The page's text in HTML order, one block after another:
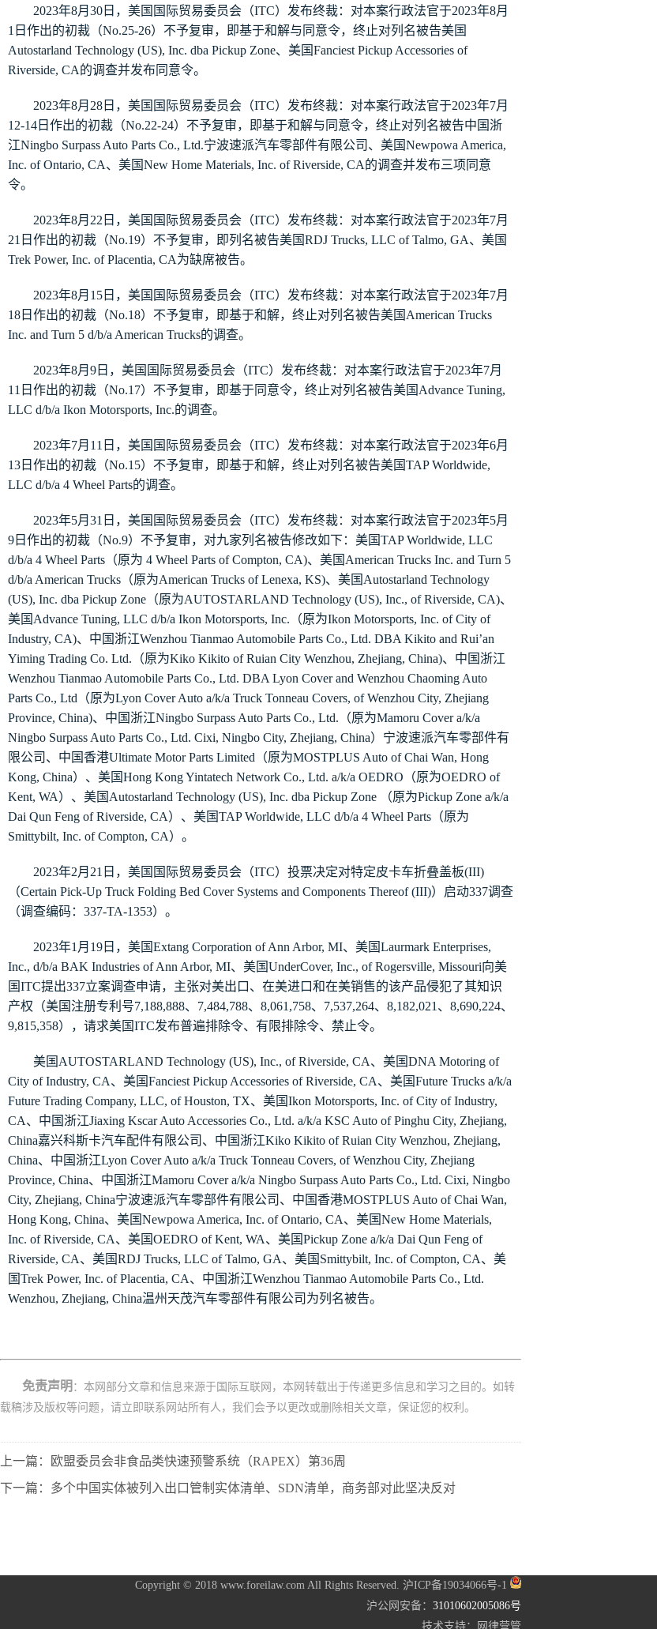
2023年8月 30 日，美国国际贸易委员会（ITC） 发布终裁：对本案行政法官于2023年8月
1 日作出的初裁（No.25-26） 不予复审，
即基于和解与同意令，终止对列名被告美国
Autostarland Technology (US), Inc. dba Pickup Zone、美国Fanciest Pickup Accessories of
Riverside, CA的调查并发布同意令。
2023年8月 28 日，美国国际贸易委员会（ITC） 发布终裁：对本案行政法官于2023年7月
12-14 日作出的初裁（No.22-24） 不予复审，
即基于和解与同意令，终止对列名被告中国浙
江Ningbo Surpass Auto Parts Co., Ltd.宁波速派汽车零部件有限公司、美国Newpowa America,
Inc. of Ontario, CA、美国New Home Materials, Inc. of Riverside, CA的调查并发布三项同意
令。
2023年8月 22 日，美国国际贸易委员会（ITC） 发布终裁：对本案行政法官于2023年7月
21 日作出的初裁（No.19） 不予复审， 即列名被告美国RDJ Trucks, LLC of Talmo, GA、美国
Trek Power, Inc. of Placentia, CA为缺席被告。
2023年8月 15 日，美国国际贸易委员会（ITC） 发布终裁：对本案行政法官于2023年7月
18 日作出的初裁（No.18） 不予复审， 即基于和解，终止对列名被告美国 American Trucks
Inc. and Turn 5 d/b/a American Trucks的调查。
2023年8月 9 日，美国国际贸易委员会（ITC） 发布终裁：对本案行政法官于2023年7月
11 日作出的初裁（No.17） 不予复审， 即基于同意令，终止对列名被告美国 Advance Tuning,
LLC d/b/a Ikon Motorsports, Inc.的调查。
2023年7月 11 日，美国国际贸易委员会（ITC） 发布终裁：对本案行政法官于2023年6月
13 日作出的初裁（No.15） 不予复审， 即基于和解，终止对列名被告美国TAP Worldwide,
LLC d/b/a 4 Wheel Parts的调查。
2023年5月 31 日，美国国际贸易委员会（ITC） 发布终裁：对本案行政法官于2023年5月
9 日作出的初裁（No.9） 不予复审， 对九家列名被告修改如下：美国TAP Worldwide, LLC
d/b/a 4 Wheel Parts （原为 4 Wheel Parts of Compton, CA)、美国 American Trucks Inc. and Turn 5
d/b/a American Trucks （原为American Trucks of Lenexa, KS)、美国 Autostarland Technology
(US), Inc. dba Pickup Zone （原为AUTOSTARLAND Technology (US), Inc., of Riverside, CA)、
美国 Advance Tuning, LLC d/b/a Ikon Motorsports, Inc. （原为Ikon Motorsports, Inc. of City of
Industry, CA)、中国浙江Wenzhou Tianmao Automobile Parts Co., Ltd. DBA Kikito and Rui’an
Yiming Trading Co. Ltd. （原为Kiko Kikito of Ruian City Wenzhou, Zhejiang, China)、中国浙江
Wenzhou Tianmao Automobile Parts Co., Ltd. DBA Lyon Cover and Wenzhou Chaoming Auto
Parts Co., Ltd （原为Lyon Cover Auto a/k/a Truck Tonneau Covers, of Wenzhou City, Zhejiang
Province, China)、中国浙江Ningbo Surpass Auto Parts Co., Ltd. （原为Mamoru Cover a/k/a
Ningbo Surpass Auto Parts Co., Ltd. Cixi, Ningbo City, Zhejiang, China）宁波速派汽车零部件有
限公司、中国香港Ultimate Motor Parts Limited （原为MOSTPLUS Auto of Chai Wan, Hong
Kong, China）、美国Hong Kong Yintatech Network Co., Ltd. a/k/a OEDRO （原为OEDRO of
Kent, WA）、美国 Autostarland Technology (US), Inc. dba Pickup Zone （原为Pickup Zone a/k/a
Dai Qun Feng of Riverside, CA）、美国TAP Worldwide, LLC d/b/a 4 Wheel Parts （原为
Smittybilt, Inc. of Compton, CA）。
2023年2月 21 日，美国国际贸易委员会（ITC）投票决定对特定皮卡车折叠盖板(III)
（Certain Pick-Up Truck Folding Bed Cover Systems and Components Thereof (III)）启动337调查
（调查编码： 337-TA-1353）。
2023年1 月 19 日，美国Extang Corporation of Ann Arbor, MI、美国Laurmark Enterprises,
Inc., d/b/a BAK Industries of Ann Arbor, MI、美国UnderCover, Inc., of Rogersville, Missouri向美
国ITC提出337立案调查申请，主张对美出口、在美进口和在美销售的该产品侵犯了其知识
产权（美国注册专利号7,188,888、 7,484,788、 8,061,758、 7,537,264、 8,182,021 、 8,690,224、
9,815,358），请求美国ITC发布普遍排除令、有限排除令、禁止令。
美国 AUTOSTARLAND Technology (US), Inc., of Riverside, CA、美国DNA Motoring of
City of Industry, CA、美国Fanciest Pickup Accessories of Riverside, CA、美国Future Trucks a/k/a
Future Trading Company, LLC, of Houston, TX、美国Ikon Motorsports, Inc. of City of Industry,
CA、中国浙江Jiaxing Kscar Auto Accessories Co., Ltd. a/k/a KSC Auto of Pinghu City, Zhejiang,
China嘉兴科斯卡汽车配件有限公司、中国浙江Kiko Kikito of Ruian City Wenzhou, Zhejiang,
China、中国浙江Lyon Cover Auto a/k/a Truck Tonneau Covers, of Wenzhou City, Zhejiang
Province, China、中国浙江Mamoru Cover a/k/a Ningbo Surpass Auto Parts Co., Ltd. Cixi, Ningbo
City, Zhejiang, China宁波速派汽车零部件有限公司、中国香港MOSTPLUS Auto of Chai Wan,
Hong Kong, China、美国Newpowa America, Inc. of Ontario, CA、美国New Home Materials,
Inc. of Riverside, CA、美国OEDRO of Kent, WA、美国Pickup Zone a/k/a Dai Qun Feng of
Riverside, CA、美国RDJ Trucks, LLC of Talmo, GA、美国 Smittybilt, Inc. of Compton, CA、美
国Trek Power, Inc. of Placentia, CA、中国浙江Wenzhou Tianmao Automobile Parts Co., Ltd.
Wenzhou, Zhejiang, China温州天茂汽车零部件有限公司为列名被告。
免责声明 ：本网部分文章和信息来源于国际互联网，本网转载出于传递更多信息和学习之目的。如转
载稿涉及版权等问题，请立即联系网站所有人，我们会予以更改或删除相关文章，保证您的权利。
上一篇：欧盟委员会非食品类快速预警系统（RAPEX）第36周
下一篇：多个中国实体被列入出口管制实体清单、SDN清单，商务部对此坚决反对
Copyright © 2018 www.foreilaw.com All Rights Reserved. 沪ICP备19034066号-1
沪公网安备： 31010602005086号
技术支持：
网律营管